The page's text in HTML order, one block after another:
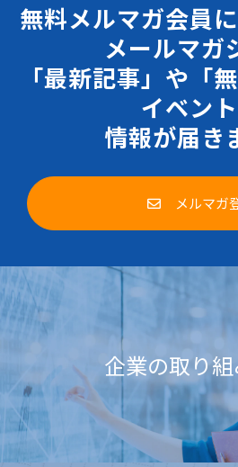
無料メルマガ会員に
メールマガ
「最新記事」や「
イベント
情報が届き
メルマガ
企業の取り